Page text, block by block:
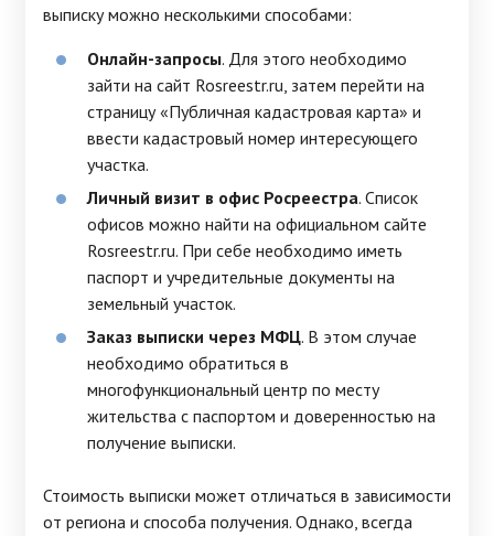
выписку можно несколькими способами:
Онлайн-запросы. Для этого необходимо
зайти на сайт Rosreestr.ru, затем перейти на
страницу «Публичная кадастровая карта» и
ввести кадастровый номер интересующего
участка.
Личный визит в офис Росреестра. Список
офисов можно найти на официальном сайте
Rosreestr.ru. При себе необходимо иметь
паспорт и учредительные документы на
земельный участок.
Заказ выписки через МФЦ. В этом случае
необходимо обратиться в
многофункциональный центр по месту
жительства с паспортом и доверенностью на
получение выписки.
Стоимость выписки может отличаться в зависимости
от региона и способа получения. Однако, всегда